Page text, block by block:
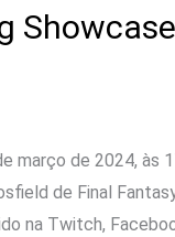
março de 2024, às
de Final
na Twitch,